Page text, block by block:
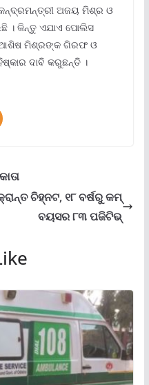
ଅଜୟ ମିଶ୍ର ଓ
। କିନ୍ତୁ ଏଯାଏ ପୋଲିସ
ଆଶିଷ ମିଶ୍ରଙ୍କ ଗିରଫ ଓ
ଦାବି କରୁଛନ୍ତି ।
ଚିହ୍ନଟ, ୧୮ ବର୍ଷରୁ କମ୍‌
ବୟସର ୮୩ ପଜିଟିଭ୍